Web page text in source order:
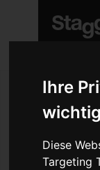
Ihre
wichtig
Diese
Targeting